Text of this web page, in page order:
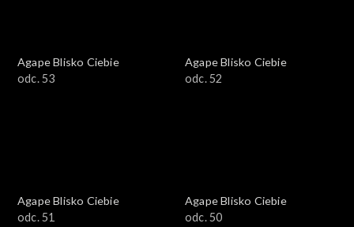
Agape Blisko Ciebie
odc. 53
Agape Blisko Ciebie
odc. 52
Agape Blisko Ciebie
odc. 51
Agape Blisko Ciebie
odc. 50